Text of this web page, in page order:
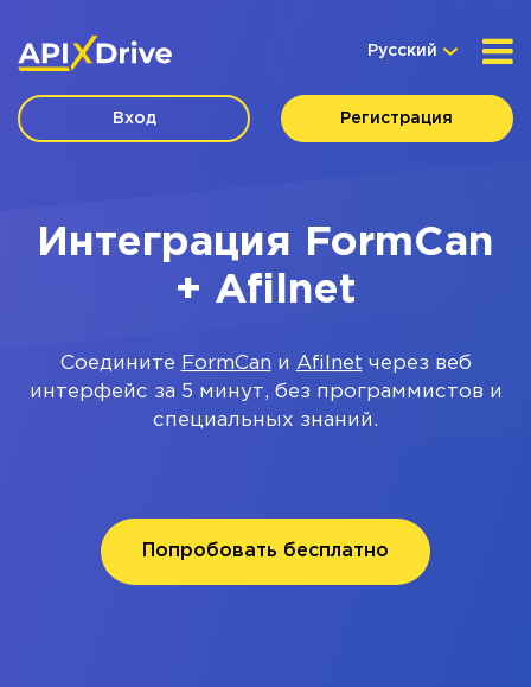
Русский
Вход Регистрация
Интеграция FormCan
+ Afilnet
Соедините FormCan и Afilnet через веб
интерфейс за 5 минут, без программистов и
специальных знаний.
Попробовать бесплатно